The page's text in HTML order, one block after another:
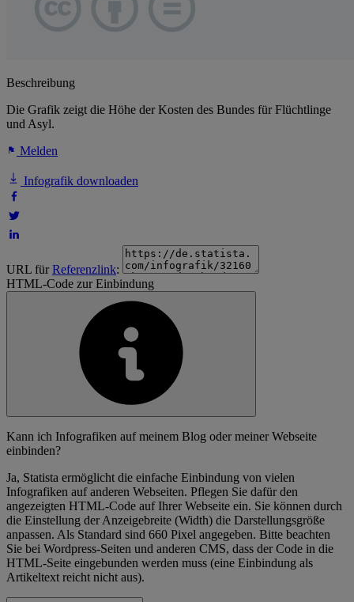
Beschreibung
Die Grafik zeigt die Höhe der Kosten des Bundes für Flüchtlinge
und Asyl.
Melden
Infografik downloaden
URL fürReferenzlink:
HTML-Code zur Einbindung
Kann ich Infografiken auf meinem Blog oder meiner Webseite
einbinden?
Ja, Statista ermöglicht die einfache Einbindung von vielen
Infografiken auf anderen Webseiten. Pflegen Sie dafür den
angezeigten HTML-Code auf Ihrer Webseite ein. Sie können durch
die Einstellung der Anzeigebreite (Width) die Darstellungsgröße
anpassen. Als Standard sind 660 Pixel angegeben. Bitte beachten
Sie bei Wordpress-Seiten und anderen CMS, dass der Code in die
HTML-Seite eingebunden werden muss (eine Einbindung als
Artikeltext reicht nicht aus).